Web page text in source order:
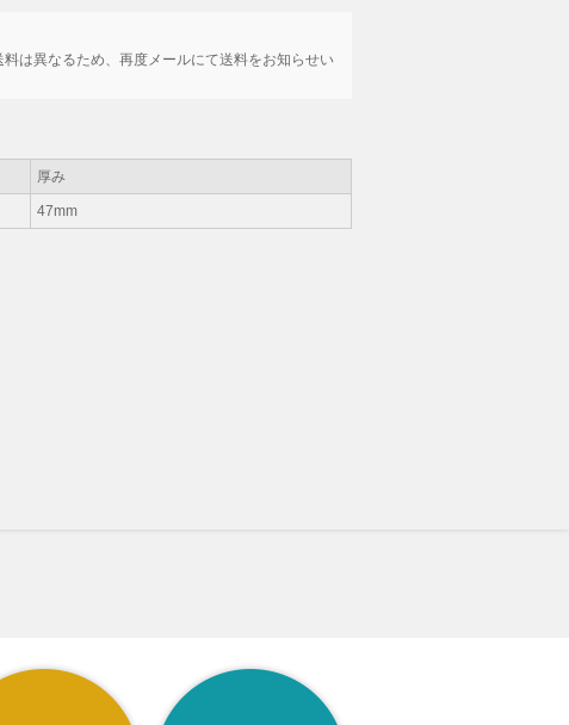
は異なるため、再度メールにて送料をお知らせい
厚み
47mm
方法 サイズ・グレードについて